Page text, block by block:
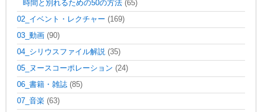
時間と別れるための50の方法 (65)
02_イベント・レクチャー (169)
03_動画 (90)
04_シリウスファイル解説 (35)
05_ヌースコーポレーション (24)
06_書籍・雑誌 (85)
07_音楽 (63)